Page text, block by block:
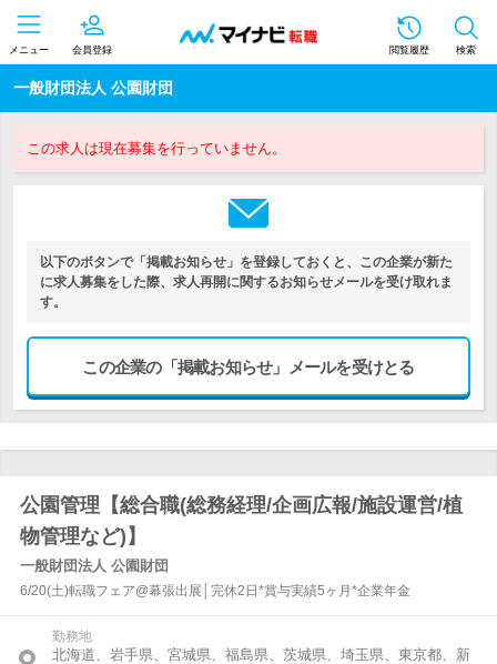
メニュー 会員登録 閲覧履歴 検索
一般財団法人 公園財団
この求人は現在募集を行っていません。
以下のボタンで「掲載お知らせ」を登録しておくと、この企業が新た
に求人募集をした際、求人再開に関するお知らせメールを受け取れま
す。
この企業の「掲載お知らせ」メールを受けとる
公園管理【総合職(総務経理/企画広報/施設運営/植
物管理など)】
一般財団法人 公園財団
6/20(土)転職フェア@幕張出展│完休2日*賞与実績5ヶ月*企業年金
勤務地
北海道、岩手県、宮城県、福島県、茨城県、埼玉県、東京都、新